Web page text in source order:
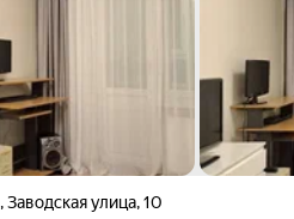
,Заводская улица,10